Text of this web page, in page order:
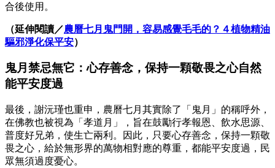
合後使用。
（延伸閱讀／農曆七月鬼門開，容易感覺毛毛的？４植物精油
驅邪淨化保平安）
鬼月禁忌無它：心存善念，保持一顆敬畏之心自然
能平安度過
最後，謝沅瑾也重申，農曆七月其實除了「鬼月」的稱呼外，
在佛教也被視為「孝道月」，旨在鼓勵行孝報恩、飲水思源、
普度好兄弟，使生亡兩利。因此，只要心存善念，保持一顆敬
畏之心，給於無形界的萬物相對應的尊重，都能平安度過，民
眾無須過度憂心。